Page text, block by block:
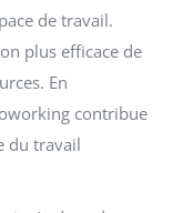
de travail.
plus efficace de
En
contribue
du travail